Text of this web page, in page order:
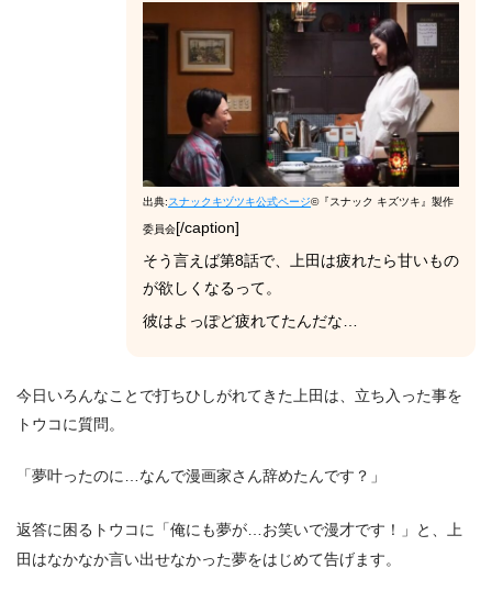
出典:スナックキヅツキ公式ページ©『スナック キズツキ』製作
委員会[/caption]
そう言えば第8話で、上田は疲れたら甘いもの
が欲しくなるって。
彼はよっぽど疲れてたんだな…
今日いろんなことで打ちひしがれてきた上田は、立ち入った事を
トウコに質問。
「夢叶ったのに…なんで漫画家さん辞めたんです？」
返答に困るトウコに「俺にも夢が…お笑いで漫才です！」と、上
田はなかなか言い出せなかった夢をはじめて告げます。